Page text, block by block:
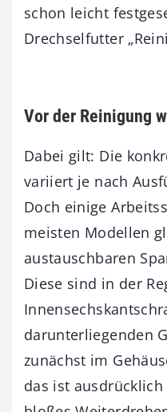
schon leicht
Drechselfutter
Vor der Reinigung
Dabei gilt: Die
variiert je nach
Doch einige
meisten Modellen
austauschbaren
Diese sind in der
darunterliegenden
zunächst im
das ist